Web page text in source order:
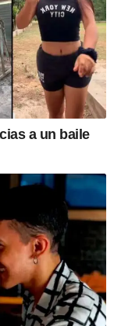
a un baile